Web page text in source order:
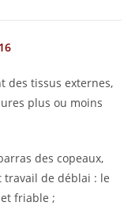
des tissus externes,
plus ou moins
des copeaux,
de déblai : le
friable ;